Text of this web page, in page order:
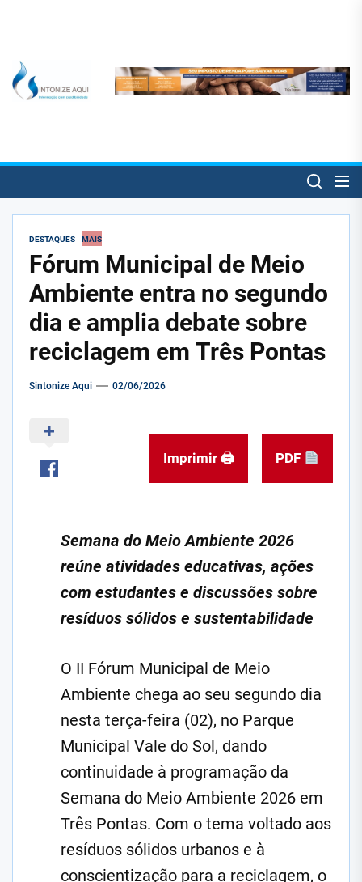
content
SintonizeAqui
DESTAQUES MAIS
Fórum Municipal de Meio
Ambiente entra no segundo
dia e amplia debate sobre
reciclagem em Três Pontas
Sintonize Aqui 02/06/2026
Imprimir 🖨 PDF
Semana do Meio Ambiente 2026
reúne atividades educativas, ações
com estudantes e discussões sobre
resíduos sólidos e sustentabilidade
O II Fórum Municipal de Meio
Ambiente chega ao seu segundo dia
nesta terça-feira (02), no Parque
Municipal Vale do Sol, dando
continuidade à programação da
Semana do Meio Ambiente 2026 em
Três Pontas. Com o tema voltado aos
resíduos sólidos urbanos e à
conscientização para a reciclagem, o